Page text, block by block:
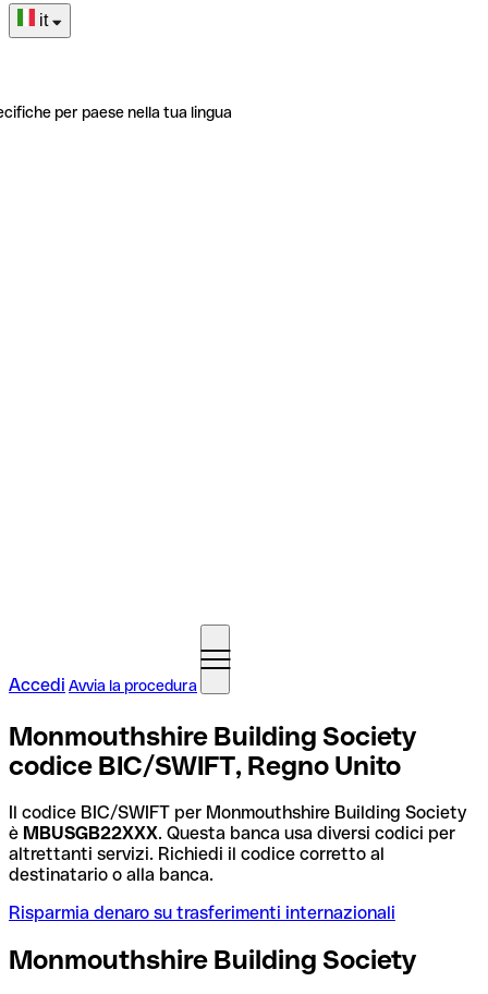
it
per paese nella tua lingua
Accedi Avvia la procedura
Monmouthshire Building Society
codice BIC/SWIFT, Regno Unito
Il codice BIC/SWIFT per Monmouthshire Building Society
è MBUSGB22XXX. Questa banca usa diversi codici per
altrettanti servizi. Richiedi il codice corretto al
destinatario o alla banca.
Risparmia denaro su trasferimenti internazionali
Monmouthshire Building Society